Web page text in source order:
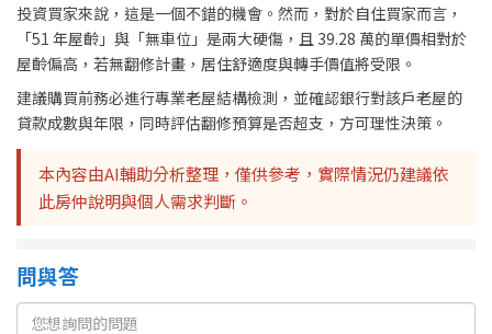
投資買家來說，這是一個不錯的機會。然而，對於自住買家而言，
「51 年屋齡」與「無車位」是兩大硬傷，且 39.28 萬的單價相對於
屋齡偏高，若無翻修計畫，居住舒適度與轉手價值將受限。
建議購買前務必進行專業老屋結構檢測，並確認銀行對該戶老屋的
貸款成數與年限，同時評估翻修預算是否超支，方可理性決策。
本內容由AI輔助分析整理，僅供參考，實際情況仍建議依
此房仲說明與個人需求判斷。
問與答